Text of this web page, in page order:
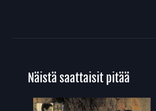
Näistä saattaisit pitää